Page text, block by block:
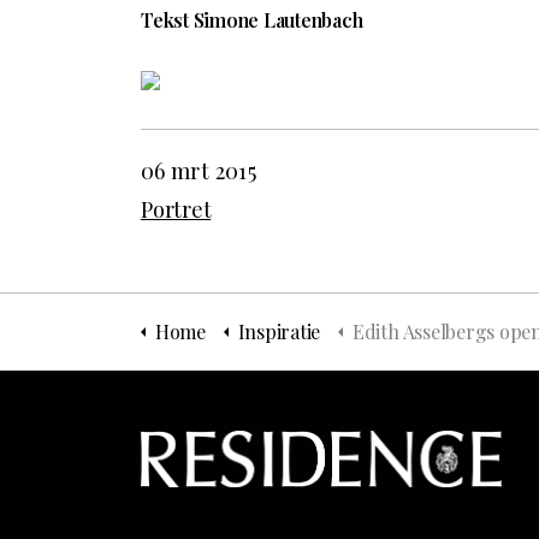
Tekst Simone Lautenbach
06 mrt 2015
Portret
Home Inspiratie Edith Asselbergs opent winkel op nieuwe